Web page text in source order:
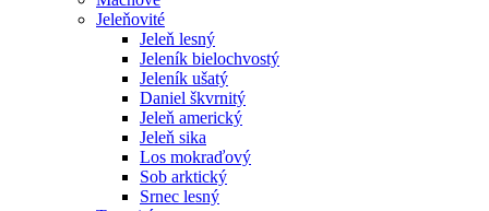
Jeleňovité
Jeleň lesný
Jeleník bielochvostý
Jeleník ušatý
Daniel škvrnitý
Jeleň americký
Jeleň sika
Los mokraďový
Sob arktický
Srnec lesný